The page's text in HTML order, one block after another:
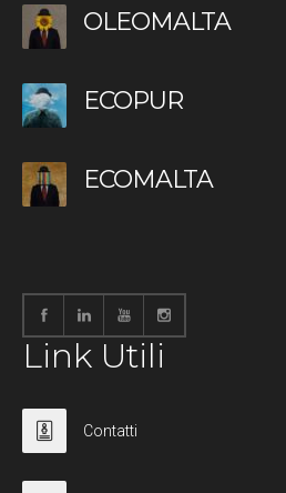
OLEOMALTA
ECOPUR
ECOMALTA
Link Utili
Contatti